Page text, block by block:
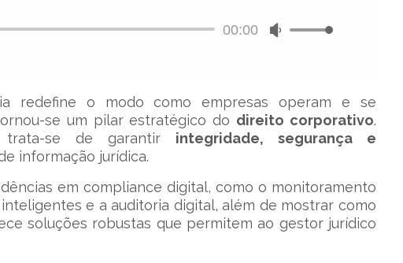
Tocador
00:00
Use
cima
ou
para
aumentar
ou
diminuir
redefine o modo como empresas operam e se
se um pilar estratégico do direito corporativo.
se de garantir integridade, segurança e
informação jurídica.
em compliance digital, como o monitoramento
e a auditoria digital, além de mostrar como
soluções robustas que permitem ao gestor jurídico